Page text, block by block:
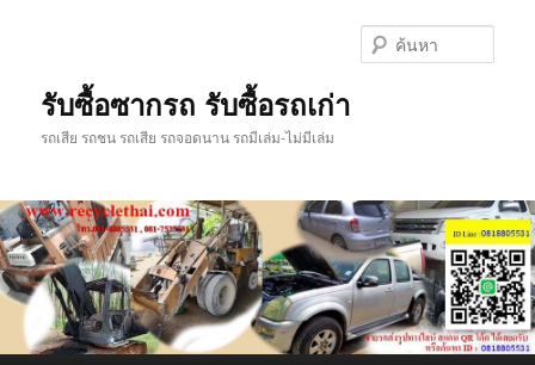
รับซื้อซากรถ รับซื้อรถเก่า
รถเสีย รถชน รถเสีย รถจอดนาน รถมีเล่ม-ไม่มีเล่ม